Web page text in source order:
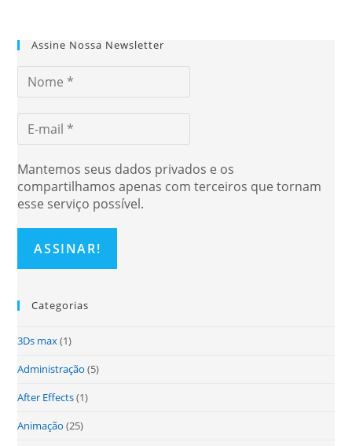
Assine Nossa Newsletter
Mantemos seus dados privados e os
compartilhamos apenas com terceiros que tornam
esse serviço possível.
Categorias
3Ds max(1)
Administração (5)
After Effects(1)
Animação (25)